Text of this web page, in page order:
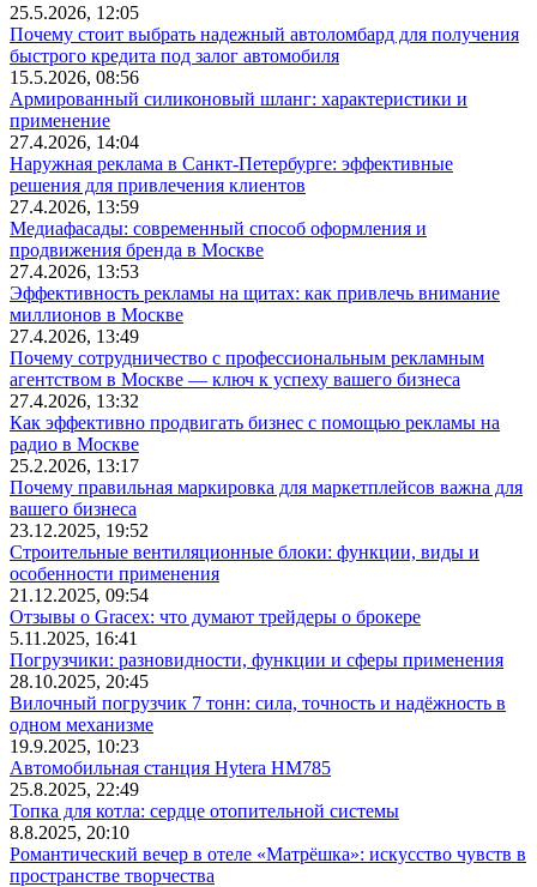
25.5.2026, 12:05
Почему стоит выбрать надежный автоломбард для получения
быстрого кредита под залог автомобиля
15.5.2026, 08:56
Армированный силиконовый шланг: характеристики и
применение
27.4.2026, 14:04
Наружная реклама в Санкт-Петербурге: эффективные
решения для привлечения клиентов
27.4.2026, 13:59
Медиафасады: современный способ оформления и
продвижения бренда в Москве
27.4.2026, 13:53
Эффективность рекламы на щитах: как привлечь внимание
миллионов в Москве
27.4.2026, 13:49
Почему сотрудничество с профессиональным рекламным
агентством в Москве — ключ к успеху вашего бизнеса
27.4.2026, 13:32
Как эффективно продвигать бизнес с помощью рекламы на
радио в Москве
25.2.2026, 13:17
Почему правильная маркировка для маркетплейсов важна для
вашего бизнеса
23.12.2025, 19:52
Строительные вентиляционные блоки: функции, виды и
особенности применения
21.12.2025, 09:54
Отзывы о Gracex: что думают трейдеры о брокере
5.11.2025, 16:41
Погрузчики: разновидности, функции и сферы применения
28.10.2025, 20:45
Вилочный погрузчик 7 тонн: сила, точность и надёжность в
одном механизме
19.9.2025, 10:23
Автомобильная станция Hytera HM785
25.8.2025, 22:49
Топка для котла: сердце отопительной системы
8.8.2025, 20:10
Романтический вечер в отеле «Матрёшка»: искусство чувств в
пространстве творчества